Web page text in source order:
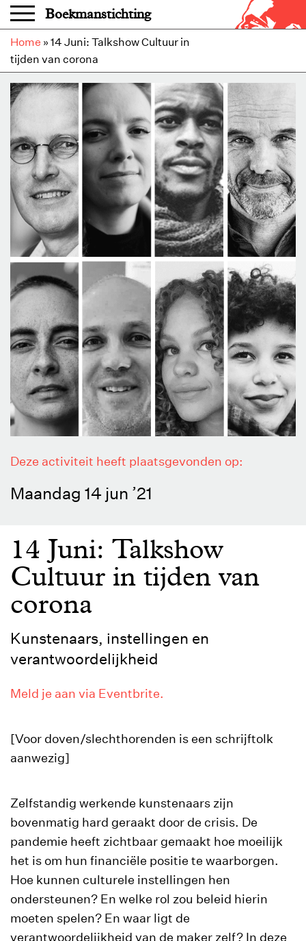
Overslaan en naar de inhoud gaan
Boekmanstichting
Home » 14 Juni: Talkshow Cultuur in
tijden van corona
Deze activiteit heeft plaatsgevonden op:
Maandag 14 jun ’21
14 Juni: Talkshow
Cultuur in tijden van
corona
Kunstenaars, instellingen en
verantwoordelijkheid
Meld je aan via Eventbrite.
[Voor doven/slechthorenden is een schrijftolk
aanwezig]
Zelfstandig werkende kunstenaars zijn
bovenmatig hard geraakt door de crisis. De
pandemie heeft zichtbaar gemaakt hoe moeilijk
het is om hun financiële positie te waarborgen.
Hoe kunnen culturele instellingen hen
ondersteunen? En welke rol zou beleid hierin
moeten spelen? En waar ligt de
verantwoordelijkheid van de maker zelf? In deze